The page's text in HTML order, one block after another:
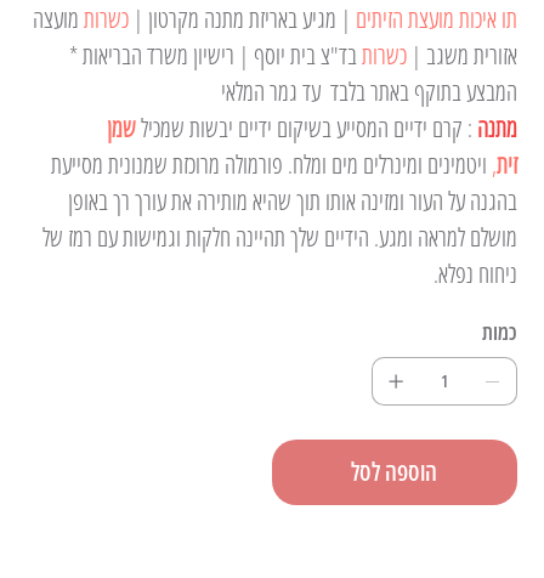
תו איכות מועצת הזיתים | מגיע באריזת מתנה מקרטון | כשרות מועצה
אזורית משגב | כשרות בד"צ בית יוסף | רישיון משרד הבריאות *
המבצע בתוקף באתר בלבד  עד גמר המלאי
מתנה : קרם ידיים המסייע בשיקום ידיים יבשות שמכיל שמן
זית, ויטמינים ומינרלים מים ומלח. פורמולה מרוכזת שמנונית מסייעת
בהגנה על העור ומזינה אותו תוך שהיא מותירה את עורך רך באופן
מושלם למראה ומגע. הידיים שלך תהיינה חלקות וגמישות עם רמז של
ניחוח נפלא.
כמות
הוספה לסל